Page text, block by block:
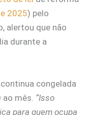
2025) pelo
alertou que não
durante a
congelada
ao mês. “Isso
para quem ocupa